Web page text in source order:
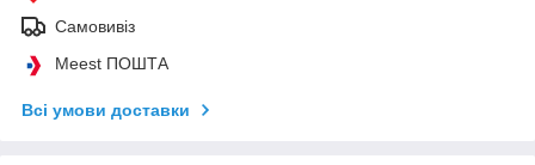
Самовивіз
Meest ПОШТА
Всі умови доставки